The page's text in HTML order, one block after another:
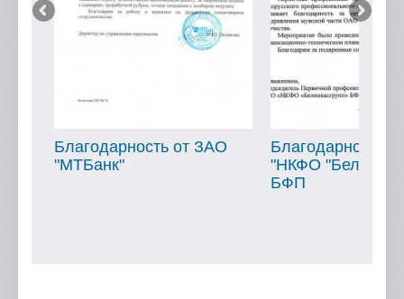
Благодарность от ЗАО
"МТБанк"
Благодарность
"НКФО
БФП